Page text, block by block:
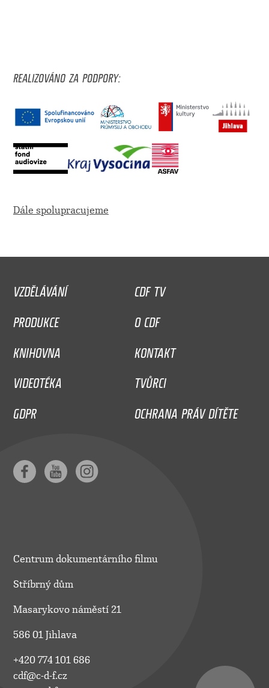
REALIZOVÁNO ZA PODPORY:
Dále spolupracujeme
VZDĚLÁVÁNÍ
CDF TV
PRODUKCE
O CDF
KNIHOVNA
KONTAKT
VIDEOTÉKA
TVŮRCI
GDPR
OCHRANA PRÁV DÍTĚTE
Centrum dokumentárního filmu
Stříbrný dům
Masarykovo náměstí 21
586 01 Jihlava
+420 774 101 686
cdf@c-d-f.cz